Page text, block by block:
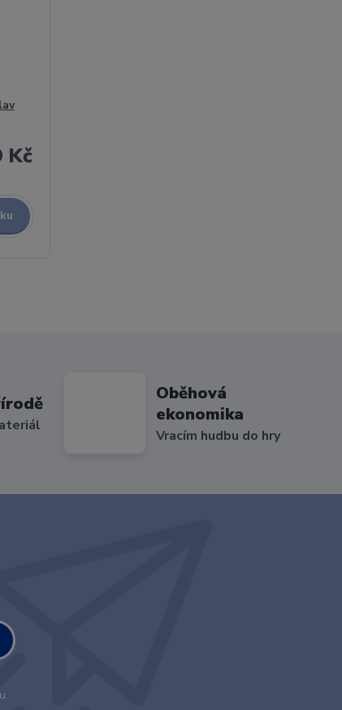
Kč
Oběhová
ekonomika
Vracím hudbu do hry